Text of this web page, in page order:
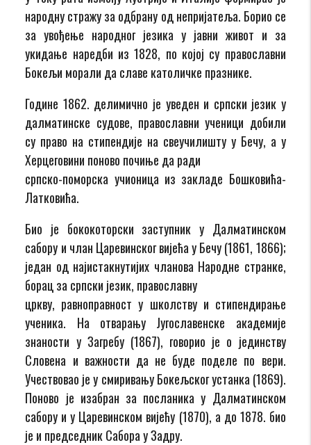
народну стражу за одбрану од непријатеља. Борио се
за увођење народног језика у јавни живот и за
укидање наредби из 1828, по којој су православни
Бокељи морали да славе католичке празнике.
Године 1862. делимично је уведен и српски језик у
далматинске судове, православни ученици добили
су право на стипендије на свеучилишту у Бечу, а у
Херцеговини поново почиње да ради
српско-поморска учионица из закладе Бошковића-
Латковића.
Био је бококоторски заступник у Далматинском
сабору и члан Царевинског вијећа у Бечу (1861, 1866);
један од најистакнутијих чланова Народне странке,
борац за српски језик, православну
цркву, равноправност у школству и стипендирање
ученика. На отварању Југославенске академије
знаности у Загребу (1867), говорио је о јединству
Словена и важности да не буде поделе по вери.
Учествовао је у смиривању Бокељског устанка (1869).
Поново је изабран за посланика у Далматинском
сабору и у Царевинском вијећу (1870), а до 1878. био
је и председник Сабора у Задру.